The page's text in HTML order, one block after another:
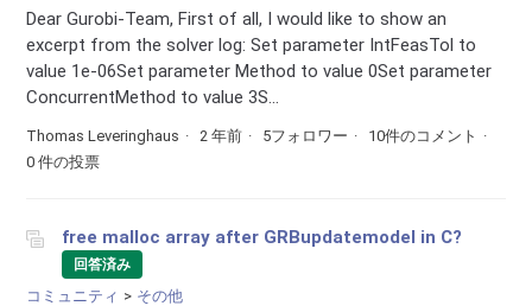
Dear Gurobi-Team, First of all, I would like to show an
excerpt from the solver log: Set parameter IntFeasTol to
value 1e-06Set parameter Method to value 0Set parameter
ConcurrentMethod to value 3S...
Thomas Leveringhaus 2 年前 5フォロワー
10件のコメント
0 件の投票
free malloc array after GRBupdatemodel in C?
回答済み
コミュニティ その他